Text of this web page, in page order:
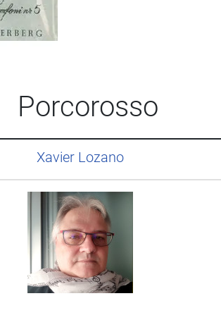
Porcorosso
Xavier Lozano